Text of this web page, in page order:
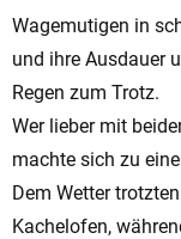
Wagemutigen in
und ihre Ausdauer
Regen zum Trotz.
Wer lieber mit
machte sich zu
Dem Wetter
Kachelofen,